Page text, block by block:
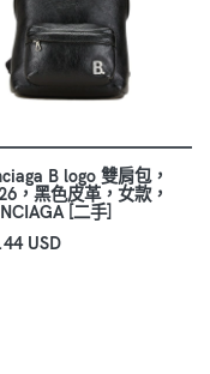
B logo 雙肩包，
，黑色皮革，女款，
[二手]
USD